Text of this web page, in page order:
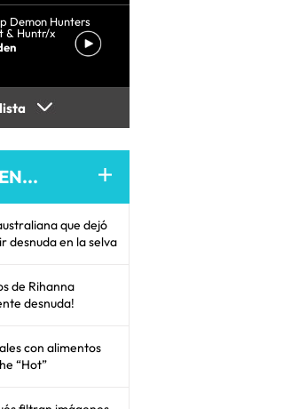
Demon Hunters
& Huntr/x
que dejó
desnuda en la selva
de Rihanna
desnuda!
con alimentos
“Hot”